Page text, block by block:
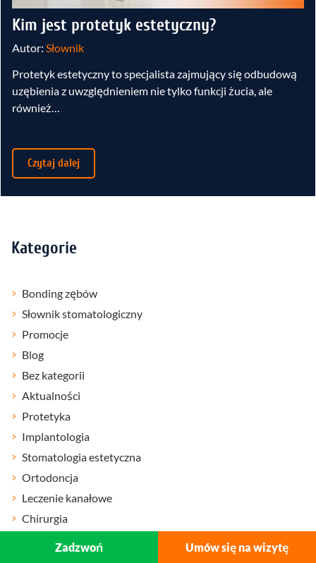
Kim jest protetyk estetyczny?
Autor: Słownik
Protetyk estetyczny to specjalista zajmujący się odbudową
uzębienia z uwzględnieniem nie tylko funkcji żucia, ale
również…
Czytaj dalej
Kategorie
Bonding zębów
Słownik stomatologiczny
Promocje
Blog
Bez kategorii
Aktualności
Protetyka
Implantologia
Stomatologia estetyczna
Ortodoncja
Leczenie kanałowe
Chirurgia
Zadzwoń Umów się na wizytę